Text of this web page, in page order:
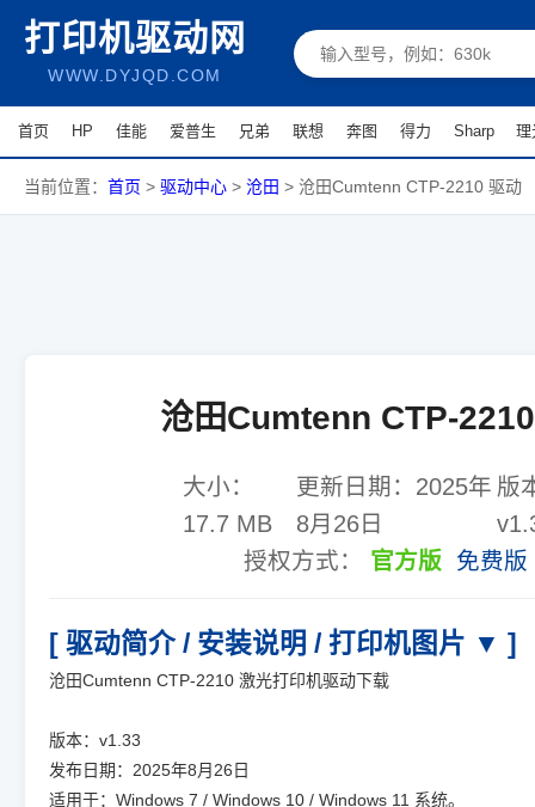
打印机驱动网
WWW.DYJQD.COM
首页 HP 佳能 爱普生 兄弟 联想 奔图 得力 Sharp 理
当前位置： 首页 > 驱动中心 > 沧田 > 沧田Cumtenn CTP-2210 驱动
沧田Cumtenn CTP-
大小：
17.7 MB
更新日期： 2025年
8月26日
版
授权方式： 官方版 免费版
[ 驱动简介 / 安装说明 / 打印机图片 ▼ ]
沧田Cumtenn CTP-2210 激光打印机驱动下载
版本：v1.33
发布日期：2025年8月26日
适用于：Windows 7 / Windows 10 / Windows 11 系统。